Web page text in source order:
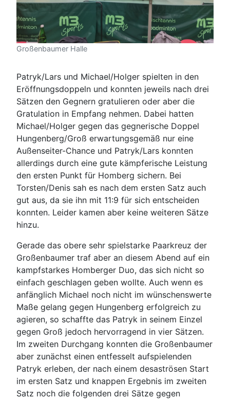
Großenbaumer Halle
Patryk/Lars und Michael/Holger spielten in den
Eröffnungsdoppeln und konnten jeweils nach drei
Sätzen den Gegnern gratulieren oder aber die
Gratulation in Empfang nehmen. Dabei hatten
Michael/Holger gegen das gegnerische Doppel
Hungenberg/Groß erwartungsgemäß nur eine
Außenseiter-Chance und Patryk/Lars konnten
allerdings durch eine gute kämpferische Leistung
den ersten Punkt für Homberg sichern. Bei
Torsten/Denis sah es nach dem ersten Satz auch
gut aus, da sie ihn mit 11:9 für sich entscheiden
konnten. Leider kamen aber keine weiteren Sätze
hinzu.
Gerade das obere sehr spielstarke Paarkreuz der
Großenbaumer traf aber an diesem Abend auf ein
kampfstarkes Homberger Duo, das sich nicht so
einfach geschlagen geben wollte. Auch wenn es
anfänglich Michael noch nicht im wünschenswerte
Maße gelang gegen Hungenberg erfolgreich zu
agieren, so schaffte das Patryk in seinem Einzel
gegen Groß jedoch hervorragend in vier Sätzen.
Im zweiten Durchgang konnten die Großenbaumer
aber zunächst einen entfesselt aufspielenden
Patryk erleben, der nach einem desaströsen Start
im ersten Satz und knappen Ergebnis im zweiten
Satz noch die folgenden drei Sätze gegen